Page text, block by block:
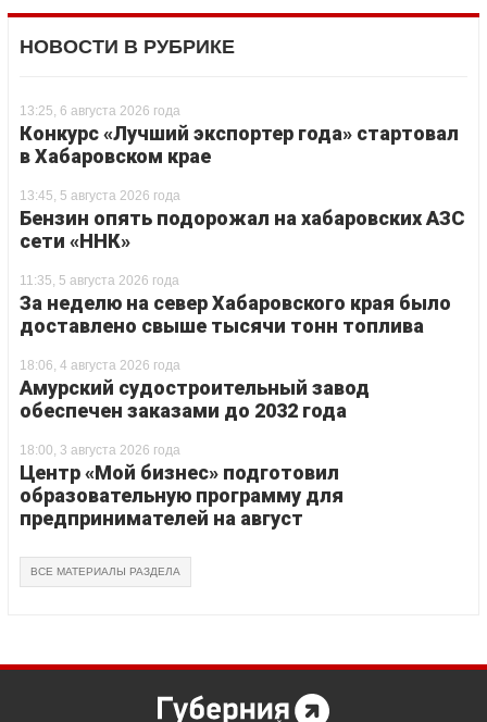
НОВОСТИ В РУБРИКЕ
13:25, 6 августа 2026 года
Конкурс «Лучший экспортер года» стартовал
в Хабаровском крае
13:45, 5 августа 2026 года
Бензин опять подорожал на хабаровских АЗС
сети «ННК»
11:35, 5 августа 2026 года
За неделю на север Хабаровского края было
доставлено свыше тысячи тонн топлива
18:06, 4 августа 2026 года
Амурский судостроительный завод
обеспечен заказами до 2032 года
18:00, 3 августа 2026 года
Центр «Мой бизнес» подготовил
образовательную программу для
предпринимателей на август
ВСЕ МАТЕРИАЛЫ РАЗДЕЛА